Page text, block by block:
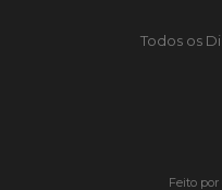
Todos os
Feito